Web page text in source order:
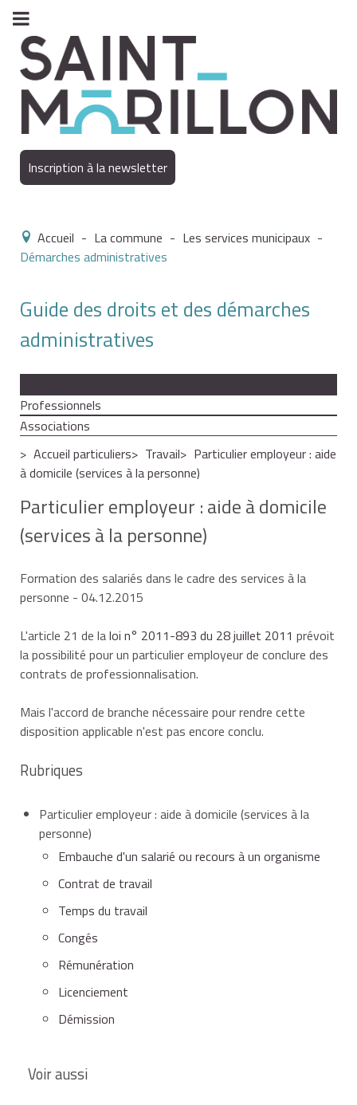
Inscription à la newsletter
Accueil - La commune - Les services municipaux -
Démarches administratives
Guide des droits et des démarches
administratives
Professionnels
Associations
Accueil particuliers
Travail
Particulier employeur : aide
à domicile (services à la personne)
Particulier employeur : aide à domicile
(services à la personne)
Formation des salariés dans le cadre des services à la
personne - 04.12.2015
L'article 21 de laloi n° 2011-893 du 28 juillet 2011 prévoit
la possibilité pour un particulier employeur de conclure des
contrats de professionnalisation.
Mais l'accord de branche nécessaire pour rendre cette
disposition applicable n'est pas encore conclu.
Rubriques
Particulier employeur : aide à domicile (services à la
personne)
Embauche d'un salarié ou recours à un organisme
Contrat de travail
Temps du travail
Congés
Rémunération
Licenciement
Démission
Voir aussi